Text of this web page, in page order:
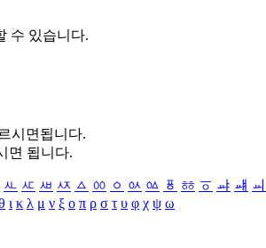
수 있습니다.
시면됩니다.
면 됩니다.
ㅻ ㅼ ㅽ ㅾ ㅿ ㆀ ㆁ ㆂ ㆃ ㆄ ㆅ ㆆ ㆇ ㆈ ㆉ
ι κ λ μ ν ξ ο π ρ σ τ υ φ χ ψ ω